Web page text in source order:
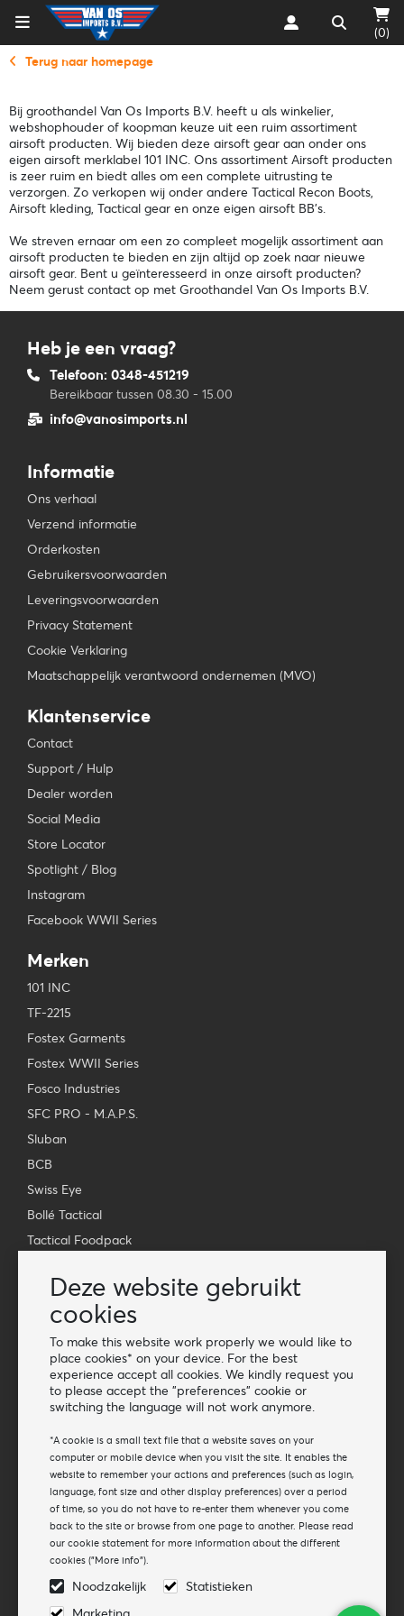
Deze website gebruikt
cookies
To make this website work properly we would like to
place cookies* on your device. For the best
experience accept all cookies. We kindly request you
to please accept the "preferences" cookie or
switching the language will not work anymore.
*A cookie is a small text file that a website saves on your
computer or mobile device when you visit the site. It enables the
website to remember your actions and preferences (such as login,
language, font size and other display preferences) over a period
of time, so you do not have to re-enter them whenever you come
back to the site or browse from one page to another. Please read
our cookie statement for more information about the different
cookies ("More info").
Noodzakelijk
Statistieken
(0)
Terug naar homepage
Bij groothandel Van Os Imports B.V. heeft u als winkelier,
webshophouder of koopman keuze uit een ruim assortiment
airsoft producten. Wij bieden deze airsoft gear aan onder ons
eigen airsoft merklabel 101 INC. Ons assortiment Airsoft producten
is zeer ruim en biedt alles om een complete uitrusting te
verzorgen. Zo verkopen wij onder andere Tactical Recon Boots,
Airsoft kleding, Tactical gear en onze eigen airsoft BB’s.
We streven ernaar om een zo compleet mogelijk assortiment aan
airsoft producten te bieden en zijn altijd op zoek naar nieuwe
airsoft gear. Bent u geïnteresseerd in onze airsoft producten?
Neem gerust contact op met Groothandel Van Os Imports B.V.
Heb je een vraag?
Telefoon: 0348-451219
Bereikbaar tussen 08.30 - 15.00
info@vanosimports.nl
Informatie
Ons verhaal
Verzend informatie
Orderkosten
Gebruikersvoorwaarden
Leveringsvoorwaarden
Privacy Statement
Cookie Verklaring
Maatschappelijk verantwoord ondernemen (MVO)
Klantenservice
Contact
Support / Hulp
Dealer worden
Social Media
Store Locator
Spotlight / Blog
Instagram
Facebook WWII Series
Merken
101 INC
TF-2215
Fostex Garments
Fostex WWII Series
Fosco Industries
SFC PRO - M.A.P.S.
Sluban
BCB
Swiss Eye
Bollé Tactical
Tactical Foodpack
Contact
E-mail: info@vanosimports.nl
Telefoon: 0348-451219
WhatsApp ons!
Vind onze dealers
Nieuwsbrief
Aanmelden voor de nieuwsbrief
Volg ons